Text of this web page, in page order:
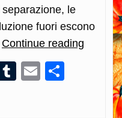
le
fuori escono
Continue reading
LinkedIn
Tumblr
Email